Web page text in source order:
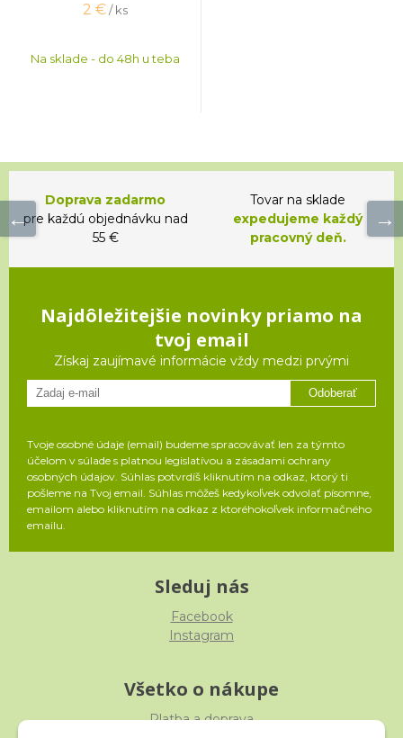
2 € / ks
Na sklade - do 48h u teba
Doprava zadarmo
pre každú objednávku nad
55 €
Tovar na sklade
expedujeme každý
pracovný deň.
Najdôležitejšie novinky priamo na
tvoj email
Získaj zaujímavé informácie vždy medzi prvými
Odoberať
Tvoje osobné údaje (email) budeme spracovávať len za týmto
účelom v súlade s platnou legislatívou a zásadami ochrany
osobných údajov. Súhlas potvrdíš kliknutím na odkaz, ktorý ti
pošleme na Tvoj email. Súhlas môžeš kedykoľvek odvolať písomne,
emailom alebo kliknutím na odkaz z ktoréhokoľvek informačného
emailu.
Sleduj nás
Facebook
Instagram
Všetko o nákupe
Platba a doprava